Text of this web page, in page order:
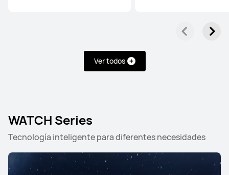
Ver todos
WATCH Series
Tecnología inteligente para diferentes necesidades